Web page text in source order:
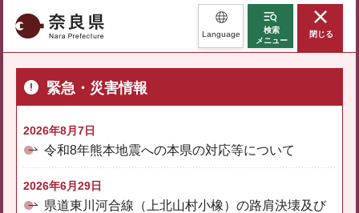
奈良県 Language
検索
メニュー
閉じる
緊急・災害情報
2026年8月7日
令和8年熊本地震への本県の対応等について
2026年6月29日
県道東川河合線（上北山村小橡）の路肩決壊及び